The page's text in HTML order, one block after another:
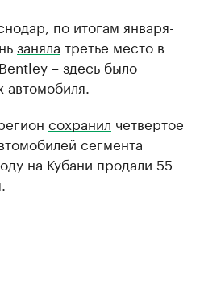
по итогам января-
заняла третье место в
– здесь было
сохранил четвертое
сегмента
на Кубани продали 55